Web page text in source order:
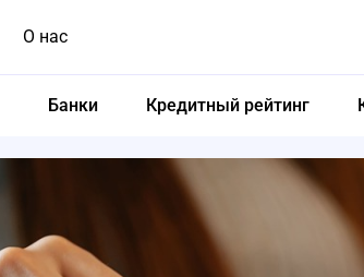
О нас
Банки Кредитный рейтинг